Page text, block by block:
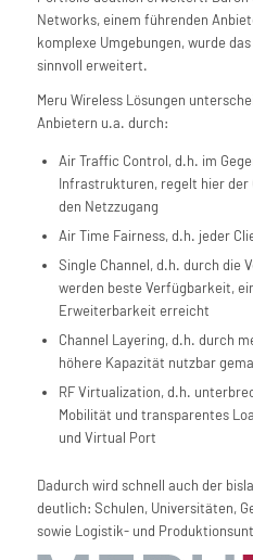
Networks, einem führenden
komplexe Umgebungen, wurde
sinnvoll erweitert.
Meru Wireless Lösungen
Anbietern u.a. durch:
Air Traffic Control, d.h. im
Infrastrukturen, regelt hier der
den Netzzugang
Air Time Fairness, d.h. jeder
Single Channel, d.h. durch die
werden beste Verfügbarkeit,
Erweiterbarkeit erreicht
Channel Layering, d.h. durch
höhere Kapazität nutzbar
RF Virtualization, d.h.
Mobilität und transparentes
und Virtual Port
Dadurch wird schnell auch der
deutlich: Schulen, Universitäten,
sowie Logistik- und